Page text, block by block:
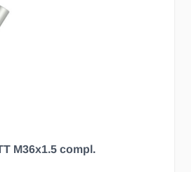
M36x1.5 compl.